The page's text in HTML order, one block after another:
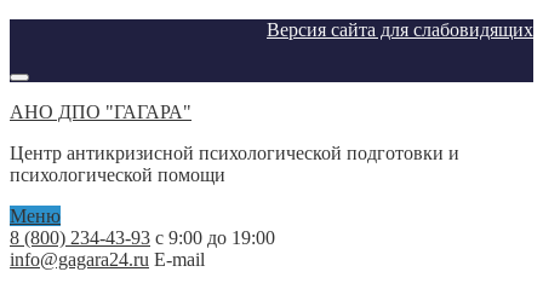
Версия сайта для слабовидящих
АНО ДПО "ГАГАРА"
Центр антикризисной психологической подготовки и
психологической помощи
Меню
8 (800) 234-43-93 с 9:00 до 19:00
info@gagara24.ru E-mail